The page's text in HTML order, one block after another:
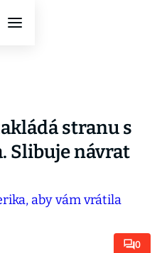
stranu s
Slibuje návrat
0